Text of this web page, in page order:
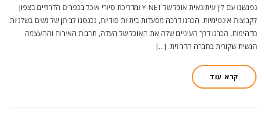
נפגשנו עם לין עיתונאית אוכל של Y-NET ומדריכת סיורי אוכל בכפרים הדרוזיים בצפון
לקבוצות אינטימיות. הכרנו דרכה מסעדות ביתיות סודיות, נכנסנו לביתן של נשים בשלניות
מדהימות. הכרנו דרך העיניים שלה את האוכל של העדה, תרבות האירוח וההעצמה
הנשית שקורית בחברה הדרוזית. […]
קרא עוד